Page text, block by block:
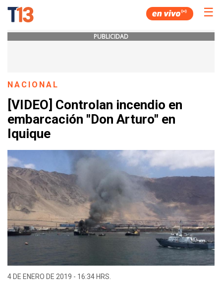
☰
PUBLICIDAD
NACIONAL
[VIDEO] Controlan incendio en
embarcación "Don Arturo" en
Iquique
4 DE ENERO DE 2019 - 16:34 HRS.